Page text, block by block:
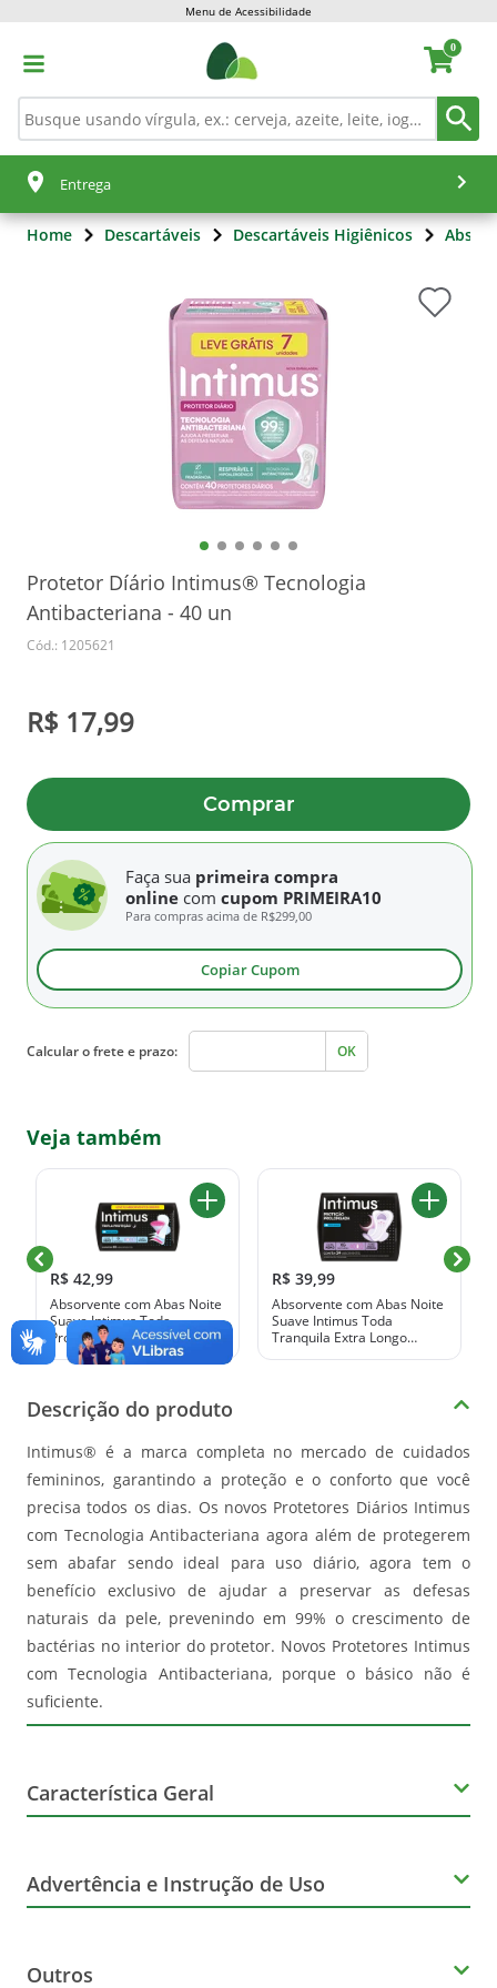
Menu de Acessibilidade
0
Entrega
Home Descartáveis Descartáveis Higiênicos
Protetor Díário Intimus® Tecnologia
Antibacteriana - 40 un
Cód.: 1205621
R$ 17,99
Comprar
Faça sua primeira compra
online com cupom PRIMEIRA10
Para compras acima de R$299,00
Copiar Cupom
Calcular o frete e prazo: OK
Veja também
R$ 42,99
Absorvente com Abas Noite
Suave Intimus Toda
Protegida Mais Longo
Pacote 45 Unidades
R$ 39,99
Absorvente com Abas Noite
Suave Intimus Toda
Tranquila Extra Longo
Descrição do produto
Intimus® é a marca completa no mercado de cuidados
femininos, garantindo a proteção e o conforto que você
precisa todos os dias. Os novos Protetores Diários Intimus
com Tecnologia Antibacteriana agora além de protegerem
sem abafar sendo ideal para uso diário, agora tem o
benefício exclusivo de ajudar a preservar as defesas
naturais da pele, prevenindo em 99% o crescimento de
bactérias no interior do protetor. Novos Protetores Intimus
com Tecnologia Antibacteriana, porque o básico não é
suficiente.
Característica Geral
Branco
Advertência e Instrução de Uso
Produto não reutilizável. Proibida venda fracionada.
Outros